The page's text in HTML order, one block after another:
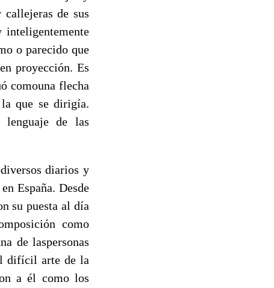
de sus
inteligentemente
o parecido que
proyección. Es
comouna flecha
que se dirigía.
de las
diarios y
España. Desde
su puesta al día
como
de laspersonas
difícil arte de la
a él como los